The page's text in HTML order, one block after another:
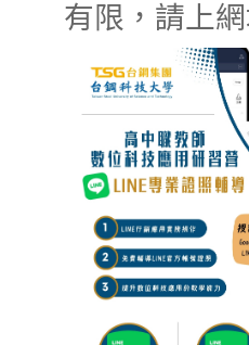
有限，請上